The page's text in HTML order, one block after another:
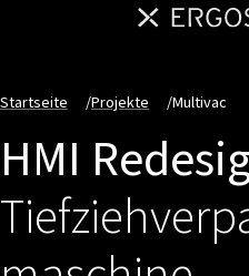
Startseite /Projekte /Multivac
HMI